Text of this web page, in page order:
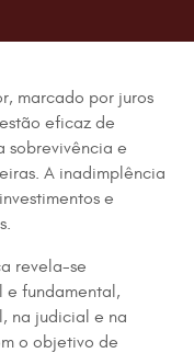
marcado por juros
eficaz de
sobrevivência e
A inadimplência
e
revela-se
e fundamental,
na judicial e na
o objetivo de